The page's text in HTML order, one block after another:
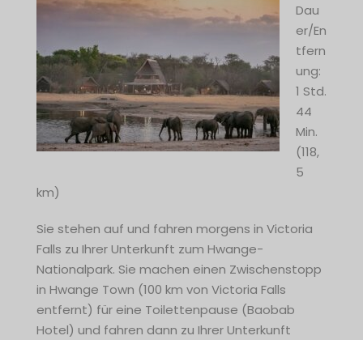
Dau
er/En
tfern
ung:
1 Std.
44
Min.
(118,
5
km)
Sie stehen auf und fahren morgens in Victoria
Falls zu Ihrer Unterkunft zum Hwange-
Nationalpark. Sie machen einen Zwischenstopp
in Hwange Town (100 km von Victoria Falls
entfernt) für eine Toilettenpause (Baobab
Hotel) und fahren dann zu Ihrer Unterkunft